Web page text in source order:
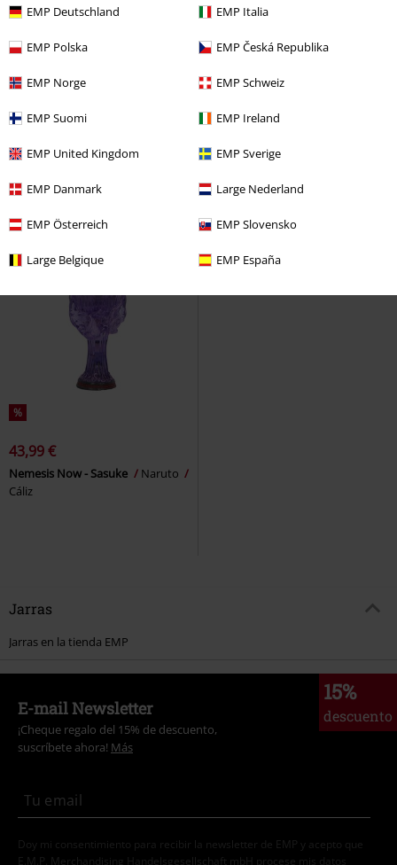
EMP Deutschland EMP Italia
EMP Polska EMP Česká Republika
EMP Norge EMP Schweiz
EMP Suomi EMP Ireland
EMP United Kingdom EMP Sverige
EMP Danmark Large Nederland
EMP Österreich EMP Slovensko
Large Belgique EMP España
63% DTO
15,99 €
47% DTO
19,99 €
Cáliz
%
43,99 €
Nemesis Now - Sasuke
Naruto
Cáliz
Jarras
Jarras en la tienda EMP
15%
descuento
E-mail Newsletter
¡Cheque regalo del 15% de descuento,
suscríbete ahora! Más
Doy mi consentimiento para recibir la newsletter de EMP y acepto que
E.M.P. Merchandising Handelsgesellschaft mbH procese mis datos